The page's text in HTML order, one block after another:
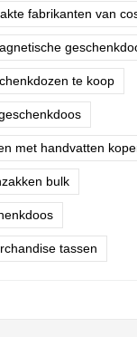
te koop
met handvatten
bulk
tassen